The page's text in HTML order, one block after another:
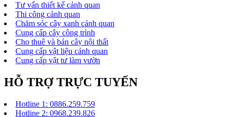
Tư vấn thiết kế cảnh quan
Thi công cảnh quan
Chăm sóc cây xanh cảnh quan
Cung cấp cây công trình
Cho thuê và bán cây nội thất
Cung cấp vật liệu cảnh quan
Cung cấp vật tư làm vườn
HỖ TRỢ TRỰC TUYẾN
Hotline 1: 0886.259.759
Hotline 2: 0968.239.826